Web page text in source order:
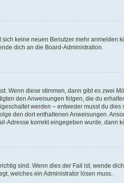
keine neuen Benutzer mehr anmelden
dich an die Board-Administration.
Wenn diese stimmen, dann gibt es zwei
den Anweisungen folgen, die du
werden – entweder musst du
den dort enthaltenen Anweisungen.
Adresse korrekt eingegeben wurde, dann
sind. Wenn dies der Fall ist, wende
welches ein Administrator lösen muss.